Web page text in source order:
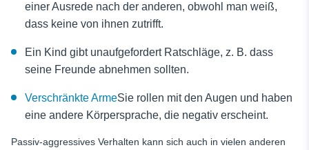
einer Ausrede nach der anderen, obwohl man weiß,
dass keine von ihnen zutrifft.
Ein Kind gibt unaufgefordert Ratschläge, z. B. dass
seine Freunde abnehmen sollten.
Verschränkte ArmeSie rollen mit den Augen und haben
eine andere Körpersprache, die negativ erscheint.
Passiv-aggressives Verhalten kann sich auch in vielen anderen